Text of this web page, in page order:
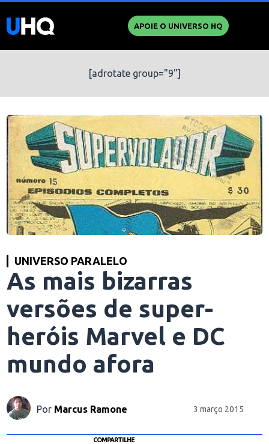
APOIE O UNIVERSO HQ
[adrotate group="9"]
UNIVERSO PARALELO
As mais bizarras
versões de super-
heróis Marvel e DC
mundo afora
Por Marcus Ramone 3 março 2015
COMPARTILHE